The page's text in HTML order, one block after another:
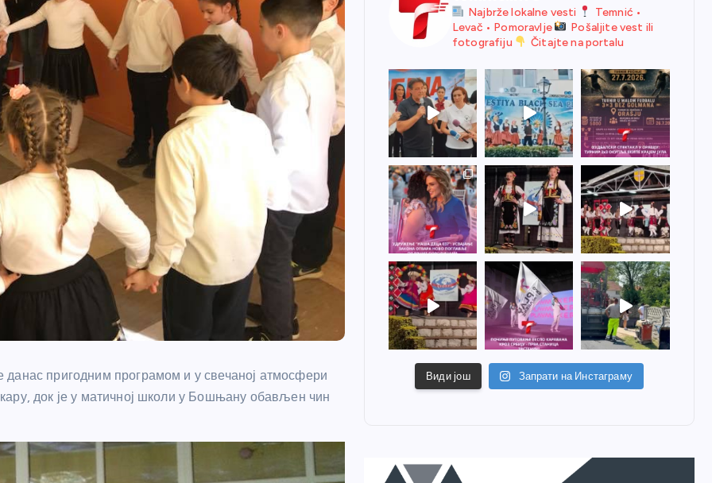
пригодним програмом и у свечаној атмосфери
док је у матичној школи у Бошњану обављен чин
Najbrže lokalne vesti
Temnić •
Levač • Pomoravlje
Pošaljite vest ili
fotografiju
Čitajte na portalu
Види још Запрати на Инстаграму